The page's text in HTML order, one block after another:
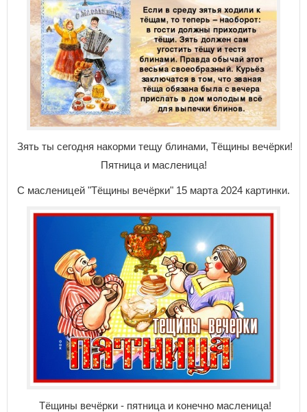
Зять ты сегодня накорми тещу блинами, Тёщины вечёрки!
Пятница и масленица!
С масленицей "Тёщины вечёрки" 15 марта 2024 картинки.
Тёщины вечёрки - пятница и конечно масленица!